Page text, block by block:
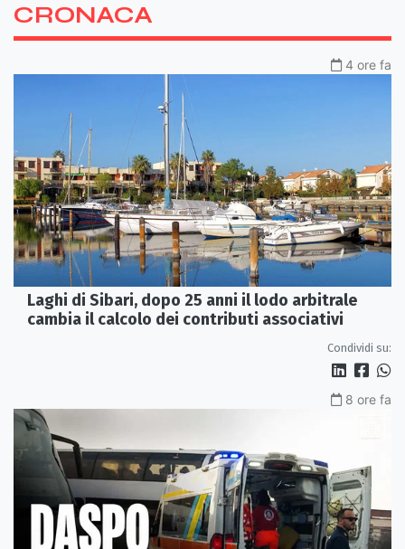
CRONACA
4 ore fa
Laghi di Sibari, dopo 25 anni il lodo arbitrale
cambia il calcolo dei contributi associativi
Condividi su:
8 ore fa